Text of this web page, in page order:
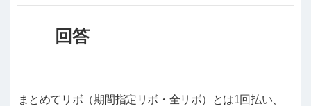
まとめてリボ（期間指定リボ・全リボ）とは1回払い、